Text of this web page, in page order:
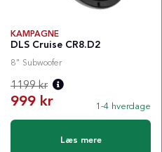
KAMPAGNE
DLS Cruise CR8.D2
8" Subwoofer
999 kr
Normalpris:
1199 kr
1-4 hverdage
Læs mere